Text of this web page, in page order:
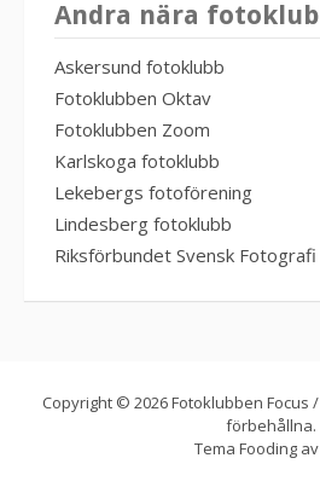
Andra nära
Askersund fotoklubb
Fotoklubben Oktav
Fotoklubben Zoom
Karlskoga fotoklubb
Lekebergs fotoförening
Lindesberg fotoklubb
Riksförbundet Svensk Fotografi
Copyright © 2026 Fotoklubben Focus
förbehållna.
Tema Fooding av